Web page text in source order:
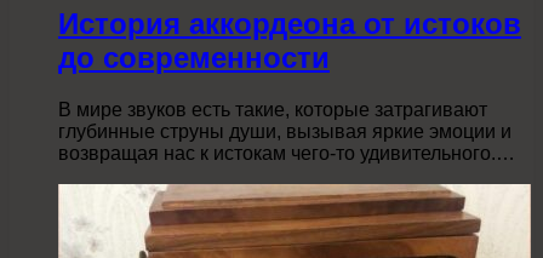
История аккордеона от истоков
до современности
В мире звуков есть такие, которые затрагивают
глубинные струны души, вызывая яркие эмоции и
возвращая нас к истокам чего-то удивительного.…